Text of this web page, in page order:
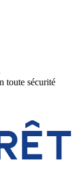
toute sécurité